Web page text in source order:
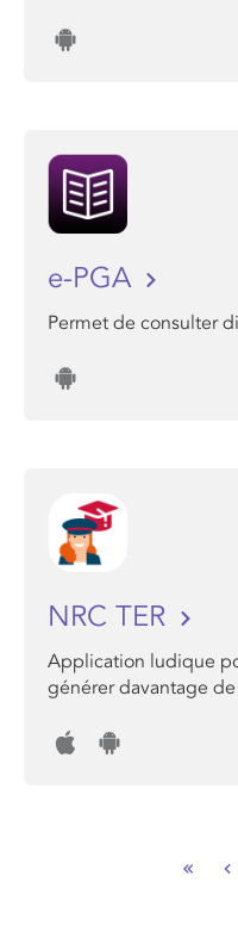
e-PGA
Permet de consulter
NRC TER
Application ludique
générer davantage